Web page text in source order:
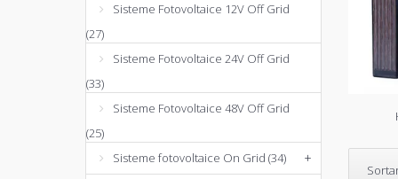
Sisteme Fotovoltaice 12V Off Grid
(27)
Sisteme Fotovoltaice 24V Off Grid
(33)
Sisteme Fotovoltaice 48V Off Grid
(25)
Sisteme fotovoltaice On Grid (34)
+